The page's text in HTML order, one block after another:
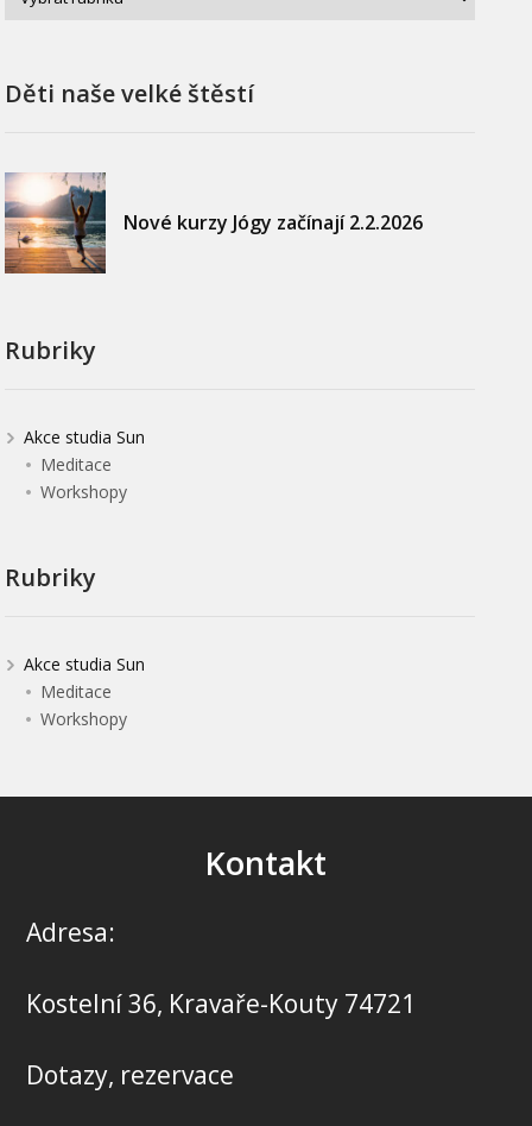
Děti naše velké štěstí
Nové kurzy Jógy začínají 2.2.2026
Rubriky
Akce studia Sun
Meditace
Workshopy
Rubriky
Akce studia Sun
Meditace
Workshopy
Kontakt
Adresa:
Kostelní 36, Kravaře-Kouty 74721
Dotazy, rezervace